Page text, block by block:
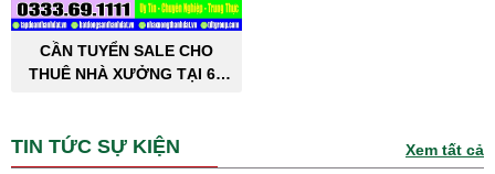
CẦN TUYỂN SALE CHO
THUÊ NHÀ XƯỞNG TẠI 63
TIN TỨC SỰ KIỆN Xem tất cả